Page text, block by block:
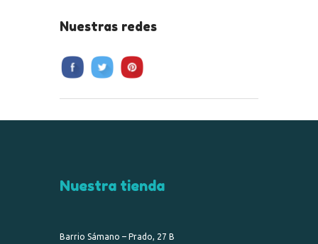
Nuestras redes
Nuestra tienda
Barrio Sámano – Prado, 27 B